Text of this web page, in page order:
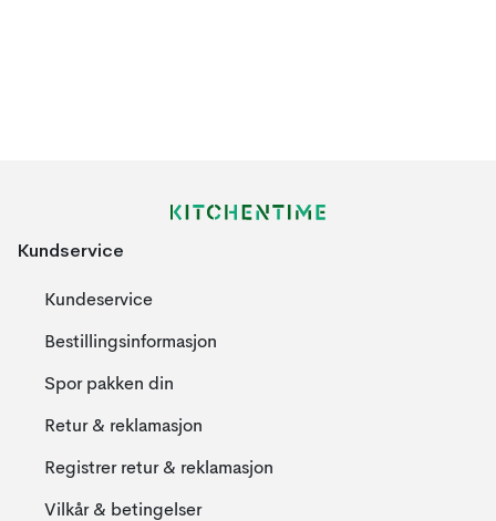
Kundservice
Kundeservice
Bestillingsinformasjon
Spor pakken din
Retur & reklamasjon
Registrer retur & reklamasjon
Vilkår & betingelser